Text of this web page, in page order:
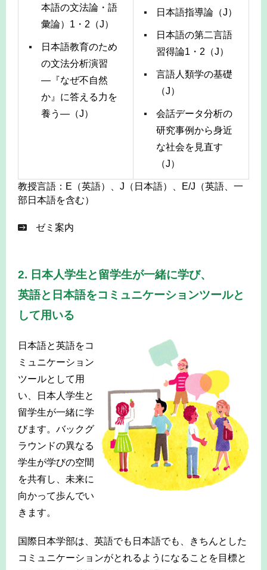
本語の文法論・語
彙論）1・2（J）
日本語教育のため
の文法分析演習
―『なぜ不自然
か』に答える力を
養う―（J）
日本語指導論（J）
日本語の第二言語
習得論1・2（J）
言語人類学の基礎
（J）
会話データ分析の
研究事例から身近
な社会を見直す
（J）
教授言語：E（英語）、J（日本語）、E/J（英語、一
部日本語を含む）
ゼミ案内
2. 日本人学生と留学生が一緒に学び、
英語と日本語をコミュニケーションツールと
して用いる
日本語と英語をコ
ミュニケーション
ツールとして用
い、日本人学生と
留学生が一緒に学
びます。バックグ
ラウンドの異なる
学生が学びの空間
を共有し、未来に
向かって歩んでい
きます。
国際日本学部は、英語でも日本語でも、きちんとした
コミュニケーションがとれるようになることを目標と